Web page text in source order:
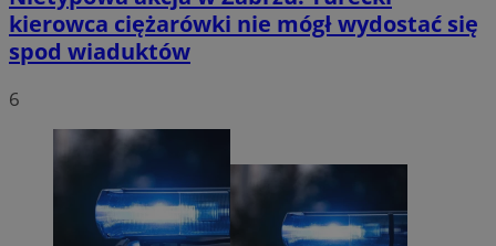
kierowca ciężarówki nie mógł wydostać się
spod wiaduktów
6